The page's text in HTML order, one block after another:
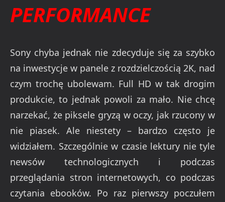
PERFORMANCE
Sony chyba jednak nie zdecyduje się za szybko
na inwestycje w panele z rozdzielczością 2K, nad
czym trochę ubolewam. Full HD w tak drogim
produkcie, to jednak powoli za mało. Nie chcę
narzekać, że piksele gryzą w oczy, jak rzucony w
nie piasek. Ale niestety – bardzo często je
widziałem. Szczególnie w czasie lektury nie tyle
newsów technologicznych i podczas
przeglądania stron internetowych, co podczas
czytania ebooków. Po raz pierwszy poczułem